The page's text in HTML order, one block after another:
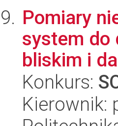
Pomiary
system do
bliskim i
Konkurs:
Kierownik: